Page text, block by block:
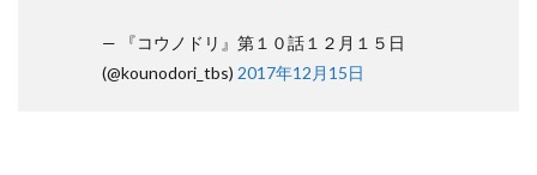
— 『コウノドリ』第１０話１２月１５日
(@kounodori_tbs) 2017年12月15日